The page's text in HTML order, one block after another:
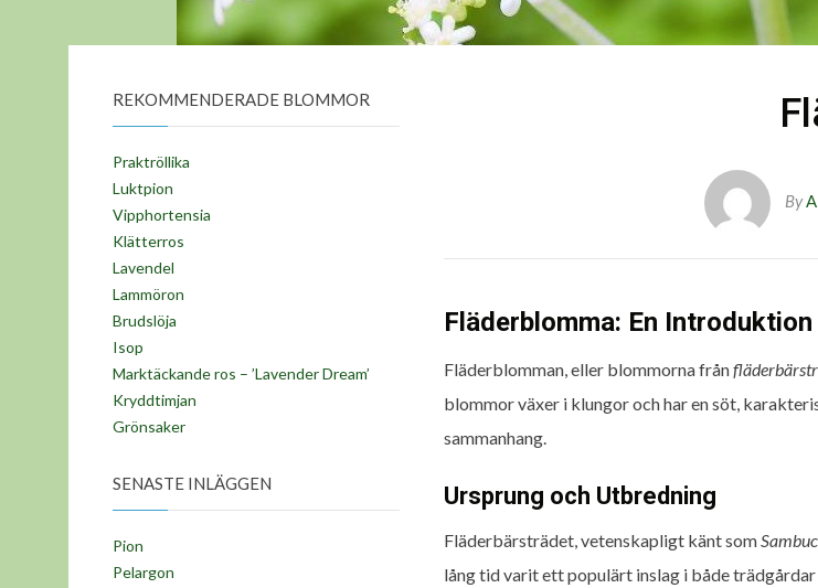
By
Fläderblomma: En Introduktion
Fläderblomman, eller blommorna från
blommor växer i klungor och har en söt,
sammanhang.
Ursprung och Utbredning
Fläderbärsträdet, vetenskapligt känt som
lång tid varit ett populärt inslag i både
REKOMMENDERADE BLOMMOR
Praktröllika
Luktpion
Vipphortensia
Klätterros
Lavendel
Lammöron
Brudslöja
Isop
Marktäckande ros – ’Lavender Dream’
Kryddtimjan
Grönsaker
SENASTE INLÄGGEN
Pion
Pelargon